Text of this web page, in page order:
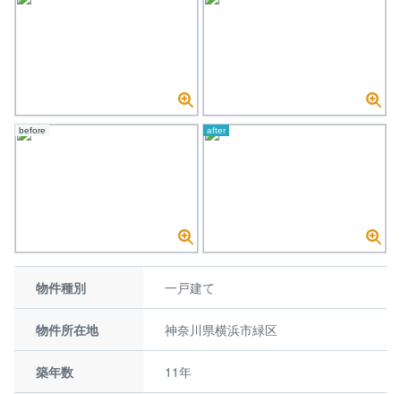
before after
物件種別 一戸建て
物件所在地 神奈川県横浜市緑区
築年数 11年